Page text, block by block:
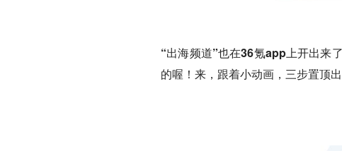
“出海频道”也在36氪app上开出来
的喔！来，跟着小动画，三步置顶